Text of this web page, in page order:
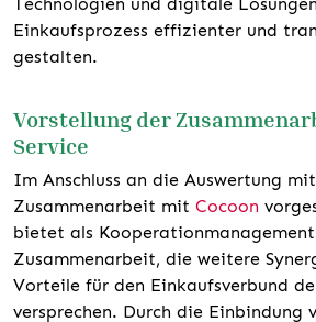
Einkaufsprozess effizienter und
gestalten.
Vorstellung der
Service
Im Anschluss an die Auswertung
Zusammenarbeit mit Cocoon
bietet als
Zusammenarbeit, die weitere
Vorteile für den Einkaufsverbund
versprechen. Durch die Einbindung